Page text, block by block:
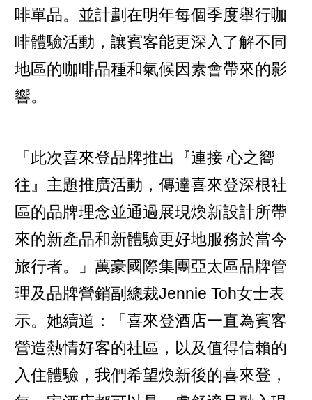
啡單品。並計劃在明年每個季度舉行咖
啡體驗活動，讓賓客能更深入了解不同
地區的咖啡品種和氣候因素會帶來的影
響。
「此次喜來登品牌推出『連接 心之嚮
往』主題推廣活動，傳達喜來登深根社
區的品牌理念並通過展現煥新設計所帶
來的新產品和新體驗更好地服務於當今
旅行者。」萬豪國際集團亞太區品牌管
理及品牌營銷副總裁Jennie Toh女士表
示。她續道：「喜來登酒店一直為賓客
營造熱情好客的社區，以及值得信賴的
入住體驗，我們希望煥新後的喜來登，